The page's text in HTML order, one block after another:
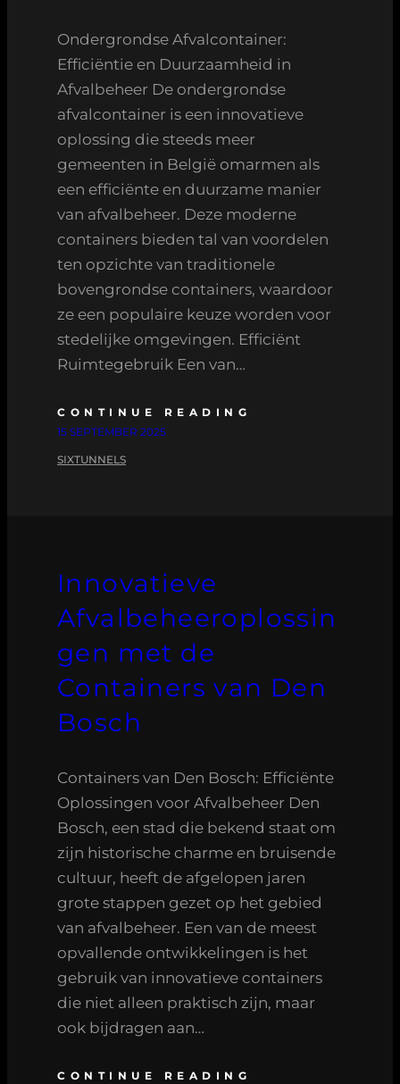
Ondergrondse Afvalcontainer:
Efficiëntie en Duurzaamheid in
Afvalbeheer De ondergrondse
afvalcontainer is een innovatieve
oplossing die steeds meer
gemeenten in België omarmen als
een efficiënte en duurzame manier
van afvalbeheer. Deze moderne
containers bieden tal van voordelen
ten opzichte van traditionele
bovengrondse containers, waardoor
ze een populaire keuze worden voor
stedelijke omgevingen. Efficiënt
Ruimtegebruik Een van…
CONTINUE READING
15 SEPTEMBER 2025
SIXTUNNELS
Innovatieve
Afvalbeheeroplossin
gen met de
Containers van Den
Bosch
Containers van Den Bosch: Efficiënte
Oplossingen voor Afvalbeheer Den
Bosch, een stad die bekend staat om
zijn historische charme en bruisende
cultuur, heeft de afgelopen jaren
grote stappen gezet op het gebied
van afvalbeheer. Een van de meest
opvallende ontwikkelingen is het
gebruik van innovatieve containers
die niet alleen praktisch zijn, maar
ook bijdragen aan…
CONTINUE READING